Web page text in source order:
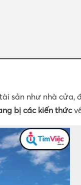
sản như nhà cửa,
bị các kiến thức